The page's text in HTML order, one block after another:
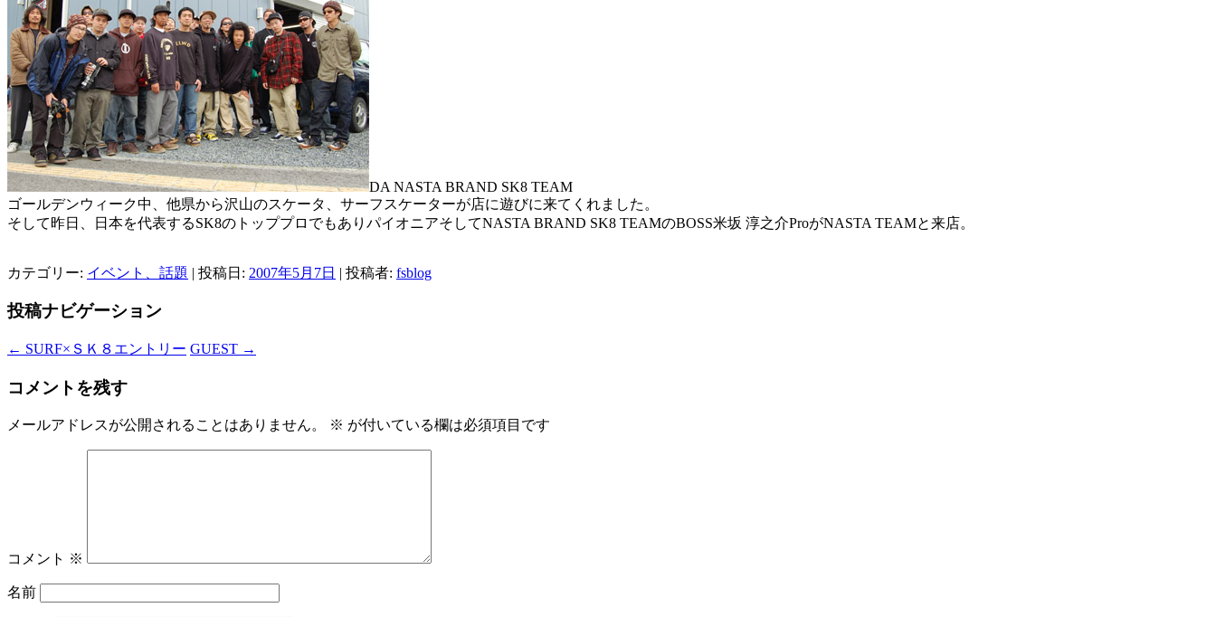
DA NASTA BRAND SK8 TEAM
ゴールデンウィーク中、他県から沢山のスケータ、サーフスケーターが店に遊びに来てくれました。
そして昨日、日本を代表するSK8のトッププロでもありパイオニアそしてNASTA BRAND SK8 TEAMのBOSS米坂 淳之介ProがNASTA TEAMと来店。
カテゴリー: イベント、話題 | 投稿日: 2007年5月7日 | 投稿者: fsblog
投稿ナビゲーション
← SURF×ＳＫ８エントリー GUEST →
コメントを残す
メールアドレスが公開されることはありません。 ※ が付いている欄は必須項目です
コメント ※
名前